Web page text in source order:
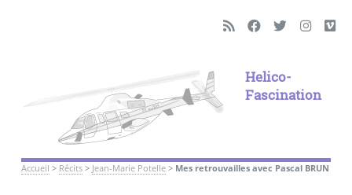
Helico-
Fascination
Accueil > Récits> Jean-Marie Potelle> Mes retrouvailles avec Pascal BRUN